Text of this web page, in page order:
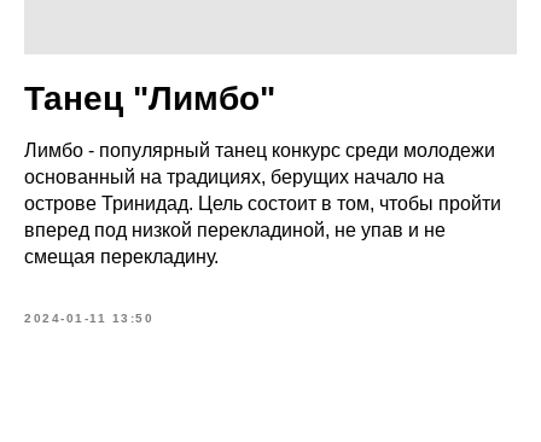
Танец "Лимбо"
Лимбо - популярный танец конкурс среди молодежи
основанный на традициях, берущих начало на
острове Тринидад. Цель состоит в том, чтобы пройти
вперед под низкой перекладиной, не упав и не
смещая перекладину.
2024-01-11 13:50